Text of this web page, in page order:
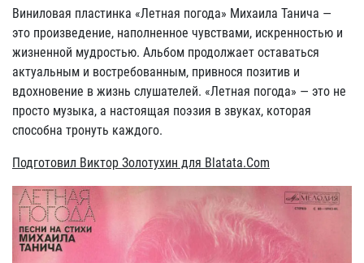
Виниловая пластинка «Летная погода» Михаила Танича —
это произведение, наполненное чувствами, искренностью и
жизненной мудростью. Альбом продолжает оставаться
актуальным и востребованным, привнося позитив и
вдохновение в жизнь слушателей. «Летная погода» — это не
просто музыка, а настоящая поэзия в звуках, которая
способна тронуть каждого.
Подготовил Виктор Золотухин для Blatata.Com